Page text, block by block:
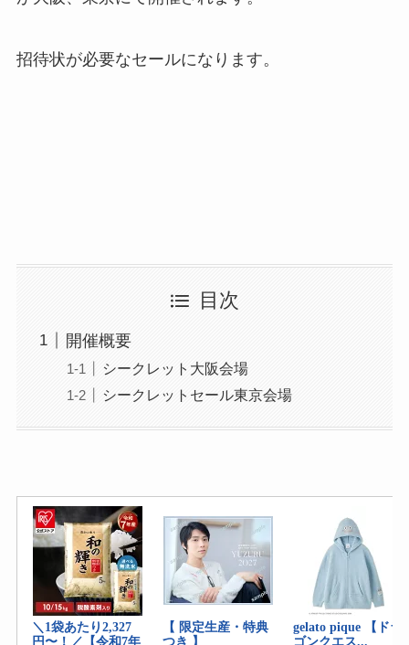
招待状が必要なセールになります。
目次
開催概要
シークレット大阪会場
シークレットセール東京会場